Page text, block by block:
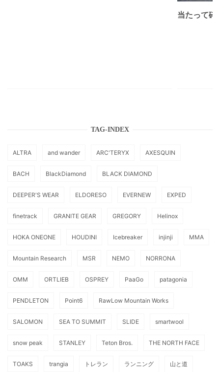
当たって砕
TAG-INDEX
ALTRA and wander ARC'TERYX AXESQUIN
BACH BlackDiamond BLACK DIAMOND
DEEPER'S WEAR ELDORESO EVERNEW EXPED
finetrack GRANITE GEAR GREGORY Helinox
HOKA ONEONE HOUDINI Icebreaker injinji MMA
Mountain Research MSR NEMO NORRONA
OMM ORTLIEB OSPREY PaaGo patagonia
PENDLETON Point6 RawLow Mountain Works
SALOMON SEA TO SUMMIT SLIDE smartwool
snow peak STANLEY Teton Bros. THE NORTH FACE
TOAKS trangia トレラン ランニング 山と道